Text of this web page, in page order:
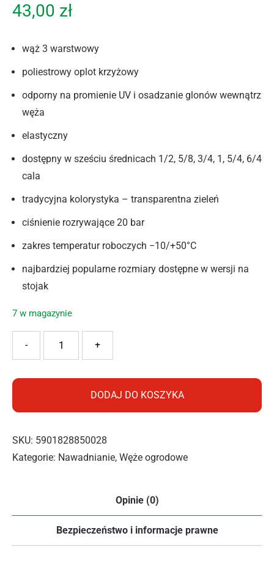
43,00 zł
wąż 3 warstwowy
poliestrowy oplot krzyżowy
odporny na promienie UV i osadzanie glonów wewnątrz
węża
elastyczny
dostępny w sześciu średnicach 1/2, 5/8, 3/4, 1, 5/4, 6/4
cala
tradycyjna kolorystyka – transparentna zieleń
ciśnienie rozrywające 20 bar
zakres temperatur roboczych −10/+50°С
najbardziej popularne rozmiary dostępne w wersji na
stojak
7 w magazynie
+
-
DODAJ DO KOSZYKA
SKU: 5901828850028
Kategorie: Nawadnianie, Węże ogrodowe
Opinie (0)
Bezpieczeństwo i informacje prawne